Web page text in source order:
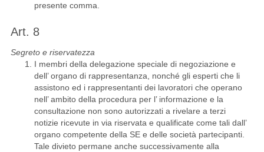
presente comma.
Art. 8
Segreto e riservatezza
I membri della delegazione speciale di negoziazione e
dell’ organo di rappresentanza, nonché gli esperti che li
assistono ed i rappresentanti dei lavoratori che operano
nell’ ambito della procedura per l’ informazione e la
consultazione non sono autorizzati a rivelare a terzi
notizie ricevute in via riservata e qualificate come tali dall’
organo competente della SE e delle società partecipanti.
Tale divieto permane anche successivamente alla